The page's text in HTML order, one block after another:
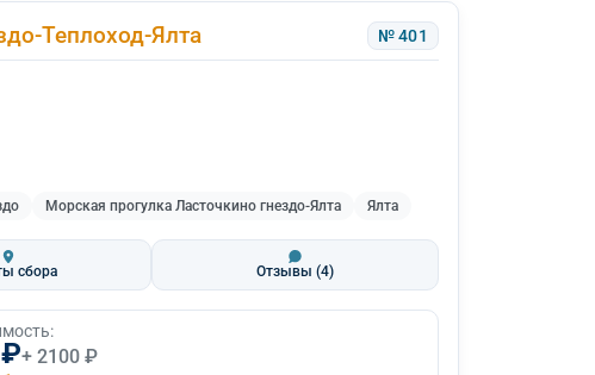
Теплоход-Ялта № 401
Морская прогулка Ласточкино гнездо-Ялта Ялта
сбора Отзывы(4)
+ 2100 ₽